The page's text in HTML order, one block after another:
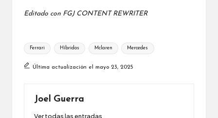
Editado con FGJ CONTENT REWRITER
Etiquetas:
Ferrari Híbridos Mclaren Mercedes
Última actualización el mayo 23, 2025
Joel Guerra
Ver todas las entradas